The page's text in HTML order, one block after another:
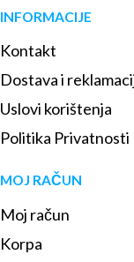
INFORMACIJE
Kontakt
Dostava i
Uslovi korištenja
Politika Privatnosti
MOJ RAČUN
Moj račun
Korpa